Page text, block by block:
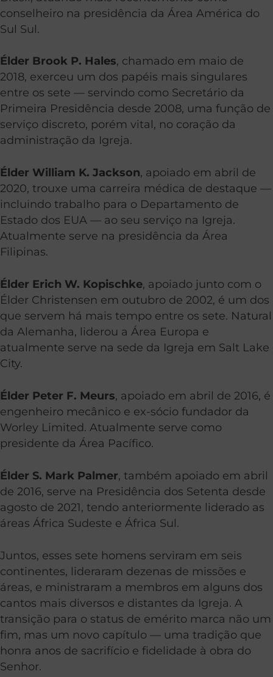
conselheiro na presidência da Área América do
Sul Sul.
Élder Brook P. Hales, chamado em maio de
2018, exerceu um dos papéis mais singulares
entre os sete — servindo como Secretário da
Primeira Presidência desde 2008, uma função de
serviço discreto, porém vital, no coração da
administração da Igreja.
Élder William K. Jackson, apoiado em abril de
2020, trouxe uma carreira médica de destaque —
incluindo trabalho para o Departamento de
Estado dos EUA — ao seu serviço na Igreja.
Atualmente serve na presidência da Área
Filipinas.
Élder Erich W. Kopischke, apoiado junto com o
Élder Christensen em outubro de 2002, é um dos
que servem há mais tempo entre os sete. Natural
da Alemanha, liderou a Área Europa e
atualmente serve na sede da Igreja em Salt Lake
City.
Élder Peter F. Meurs, apoiado em abril de 2016, é
engenheiro mecânico e ex-sócio fundador da
Worley Limited. Atualmente serve como
presidente da Área Pacífico.
Élder S. Mark Palmer, também apoiado em abril
de 2016, serve na Presidência dos Setenta desde
agosto de 2021, tendo anteriormente liderado as
áreas África Sudeste e África Sul.
Juntos, esses sete homens serviram em seis
continentes, lideraram dezenas de missões e
áreas, e ministraram a membros em alguns dos
cantos mais diversos e distantes da Igreja. A
transição para o status de emérito marca não um
fim, mas um novo capítulo — uma tradição que
honra anos de sacrifício e fidelidade à obra do
Senhor.